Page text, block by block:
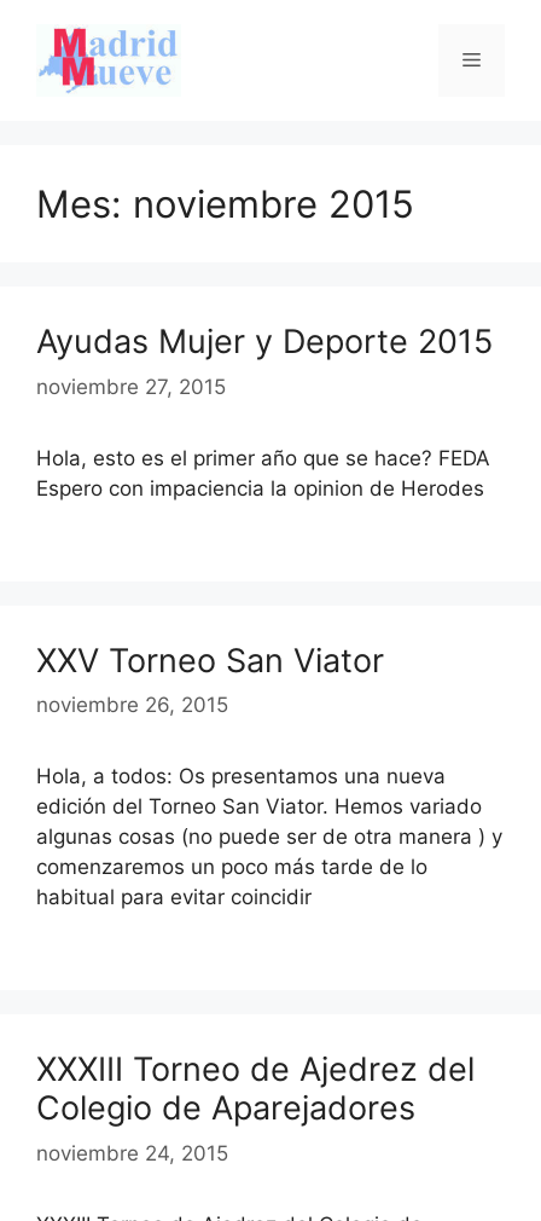
contenido
Menú
Mes: noviembre 2015
Ayudas Mujer y Deporte 2015
noviembre 27, 2015
Hola, esto es el primer año que se hace? FEDA
Espero con impaciencia la opinion de Herodes
XXV Torneo San Viator
noviembre 26, 2015
Hola, a todos: Os presentamos una nueva
edición del Torneo San Viator. Hemos variado
algunas cosas (no puede ser de otra manera ) y
comenzaremos un poco más tarde de lo
habitual para evitar coincidir
XXXIII Torneo de Ajedrez del
Colegio de Aparejadores
noviembre 24, 2015